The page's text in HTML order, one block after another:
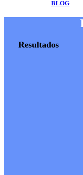
BLOG
Resultados